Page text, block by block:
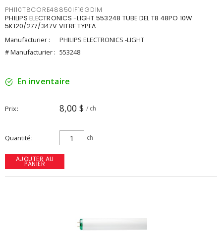
PHI10T8CORE48850IF16GDIM
PHILIPS ELECTRONICS -LIGHT 553248 TUBE DEL T8 48PO 10W
5K120/277/347V VITRE TYPEA
Manufacturier :
PHILIPS ELECTRONICS -LIGHT
# Manufacturier : 553248
En inventaire
Prix 8,00 $ / ch
Quantité ch
AJOUTER AU
PANIER